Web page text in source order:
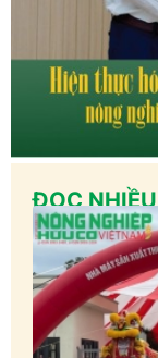
ĐỌC NHIỀU